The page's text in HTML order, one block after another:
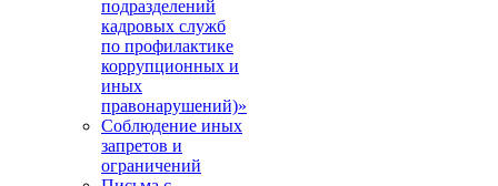
подразделений
кадровых служб
по профилактике
коррупционных и
иных
правонарушений)»
Соблюдение иных
запретов и
ограничений